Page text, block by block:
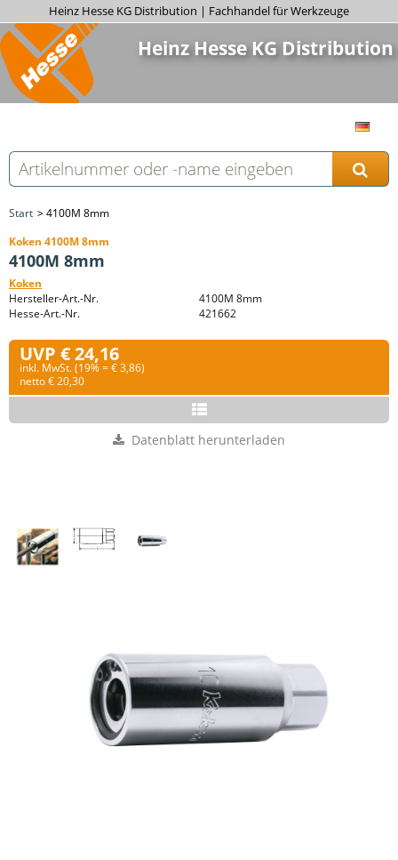
Heinz Hesse KG Distribution | Fachhandel für Werkzeuge
Heinz Hesse KG Distribution
Start
4100M 8mm
Koken 4100M 8mm
4100M 8mm
Koken
Hersteller-Art.-Nr.
4100M 8mm
Hesse-Art.-Nr.
421662
UVP € 24,16
inkl. MwSt. (19% = € 3,86)
netto € 20,30
Datenblatt herunterladen